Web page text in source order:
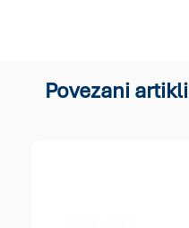
Povezani artikli